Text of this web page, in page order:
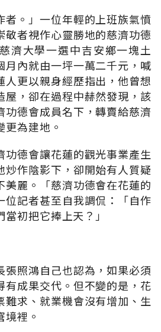
者。」一位年輕的上班族氣憤
敬者視作心靈勝地的慈濟功德
濟大學一選中吉安鄉一塊土
月內就由一坪一萬二千元，喊
人更以親身經歷指出，他曾想
屋，卻在過程中赫然發現，該
功德會成員名下，轉賣給慈濟
為建地。
功德會讓花蓮的觀光事業產生
炒作陰影下，卻開始有人質疑
美麗。「慈濟功德會在花蓮的
位記者甚至自我調侃：「自作
初把它捧上天？」
張照鴻自己也認為，如果必須
有成果交代。但不變的是，花
難求、就業機會沒有增加、生
裡。